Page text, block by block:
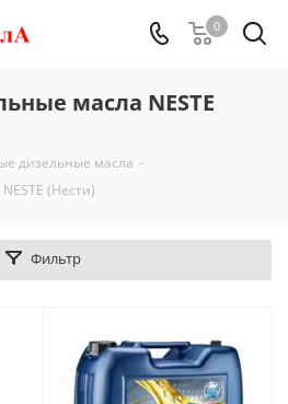
0
масла NESTE
дизельные масла -
(Нести)
Фильтр